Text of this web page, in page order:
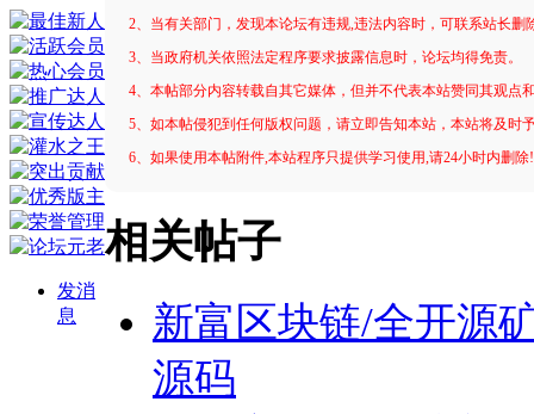
发消
息
2、当有关部门，发现本论坛有违规,违法内容时，可联系站长删
3、当政府机关依照法定程序要求披露信息时，论坛均得免责。
4、本帖部分内容转载自其它媒体，但并不代表本站赞同其观点
5、如本帖侵犯到任何版权问题，请立即告知本站，本站将及时
6、如果使用本帖附件,本站程序只提供学习使用,请24小时内删
相关帖子
新富区块链/全开源
源码